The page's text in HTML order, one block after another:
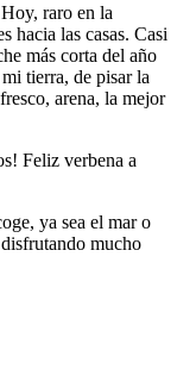
raro en la
hacia las casas. Casi
más corta del año
tierra, de pisar la
arena, la mejor
Feliz verbena a
ya sea el mar o
mucho